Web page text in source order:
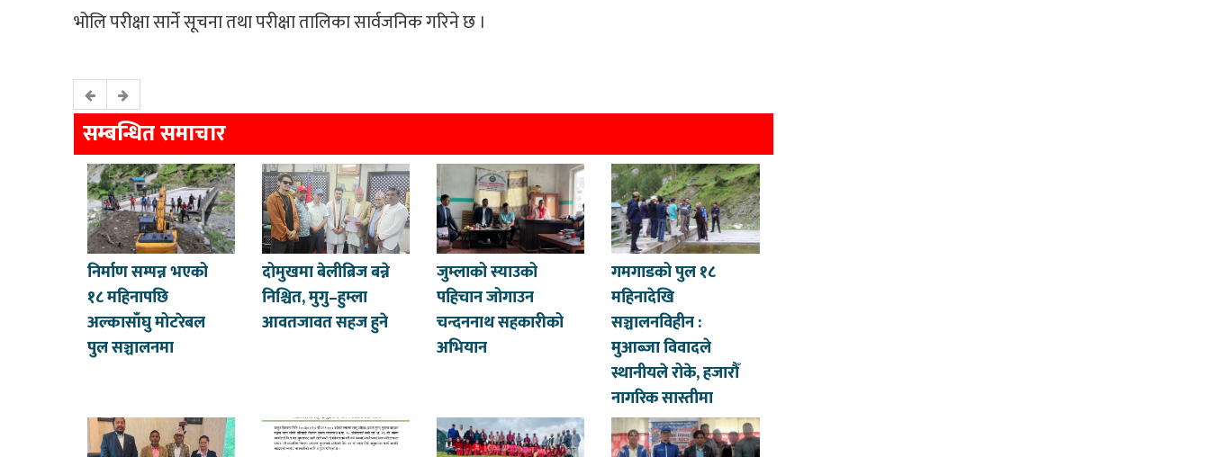
भोलि परीक्षा सार्ने सूचना तथा परीक्षा तालिका सार्वजनिक गरिने छ ।
सम्बन्धित समाचार
निर्माण सम्पन्न भएको
१८ महिनापछि
अल्कासाँघु मोटरेबल
पुल सञ्चालनमा
दोमुखमा बेलीब्रिज बन्ने
निश्चित, मुगु–हुम्ला
आवतजावत सहज हुने
जुम्लाको स्याउको
पहिचान जोगाउन
चन्दननाथ सहकारीको
अभियान
गमगाडको पुल १८
महिनादेखि
सञ्चालनविहीन :
मुआब्जा विवादले
स्थानीयले रोके, हजारौँ
नागरिक सास्तीमा